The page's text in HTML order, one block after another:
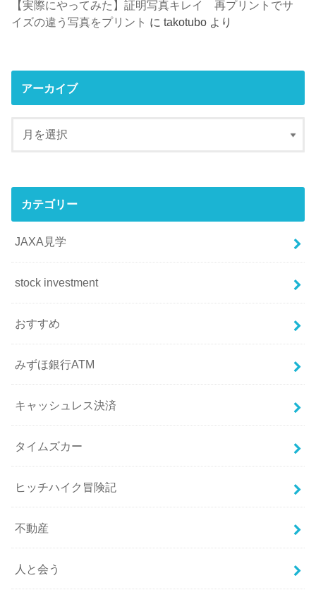
【実際にやってみた】証明写真キレイ 再プリントでサ
イズの違う写真をプリント にtakotubo より
アーカイブ
カテゴリー
JAXA見学
stock investment
おすすめ
みずほ銀行ATM
キャッシュレス決済
タイムズカー
ヒッチハイク冒険記
不動産
人と会う